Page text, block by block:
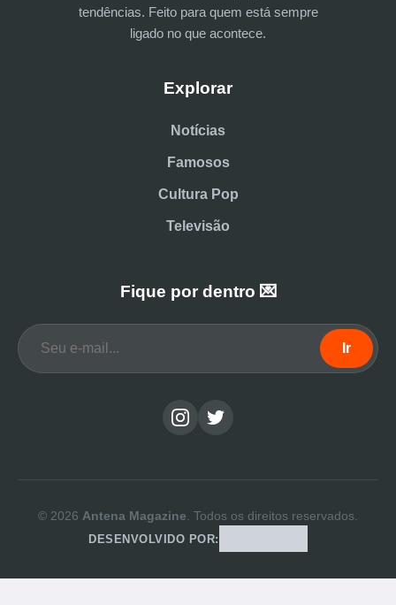
tendências. Feito para quem está sempre
ligado no que acontece.
Explorar
Notícias
Famosos
Cultura Pop
Televisão
Fique por dentro 💌
Ir
© 2026 Antena Magazine . Todos os direitos reservados.
DESENVOLVIDO POR: